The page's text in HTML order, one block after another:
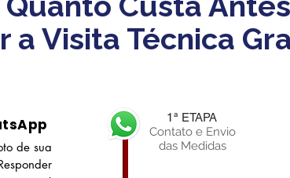
a Visita Técnica
de sua
1ª ETAPA
Contato e Envio
das Medidas